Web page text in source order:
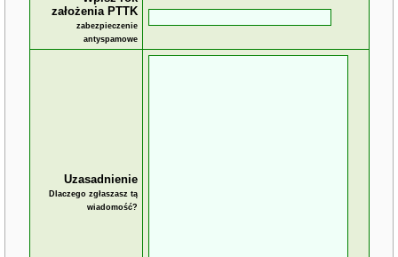
założenia PTTK
zabezpieczenie
antyspamowe
Uzasadnienie
Dlaczego zgłaszasz tą
wiadomość?